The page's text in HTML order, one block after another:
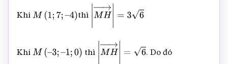
Khi M( 1;7; – 4 thì MH→ |= 36
Khi M( – ;– 0) thì MH→ |= . Do đó